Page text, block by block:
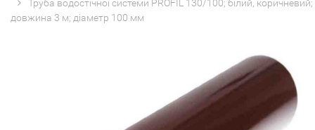
Труба водостічної системи PROFIL 130/100; білий, коричневий;
довжина 3 м; діаметр 100 мм